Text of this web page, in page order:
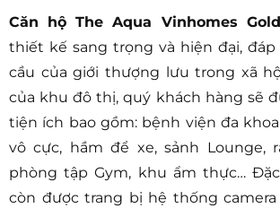
Căn hộ The Aqua Vinhomes
thiết kế sang trọng và hiện đại,
cầu của giới thượng lưu trong xã
của khu đô thị, quý khách hàng sẽ
tiện ích bao gồm: bệnh viện đa
vô cực, hầm để xe, sảnh Lounge,
phòng tập Gym, khu ẩm thực…
còn được trang bị hệ thống